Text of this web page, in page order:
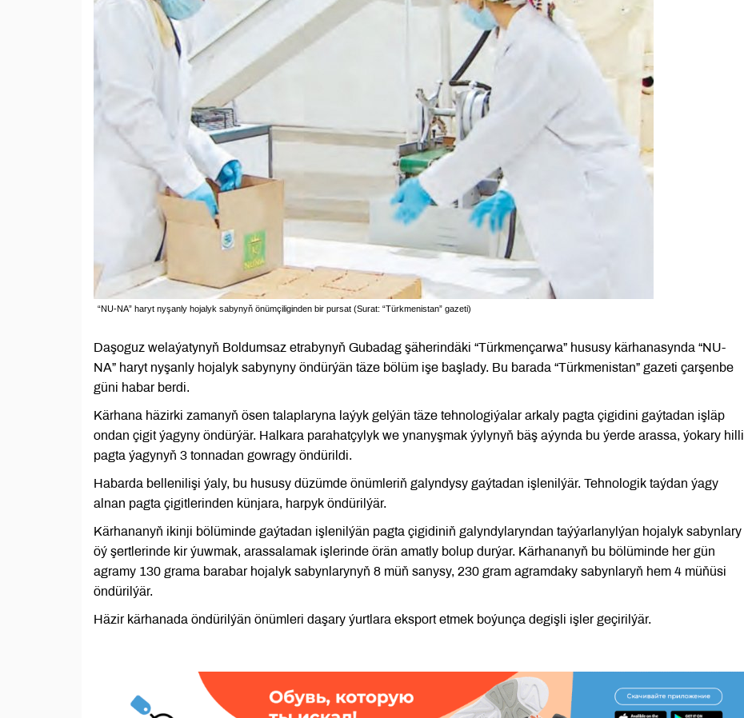
“NU-NA” haryt nyşanly hojalyk sabynyň önümçiliginden bir pursat (Surat: “Türkmenistan” gazeti)
Daşoguz welaýatynyň Boldumsaz etrabynyň Gubadag şäherindäki “Türkmençarwa” hususy kärhanasynda “NU-
NA” haryt nyşanly hojalyk sabynyny öndürýän täze bölüm işe başlady. Bu barada “Türkmenistan” gazeti çarşenbe
güni habar berdi.
Kärhana häzirki zamanyň ösen talaplaryna laýyk gelýän täze tehnologiýalar arkaly pagta çigidini gaýtadan işläp
ondan çigit ýagyny öndürýär. Halkara parahatçylyk we ynanyşmak ýylynyň bäş aýynda bu ýerde arassa, ýokary hilli
pagta ýagynyň 3 tonnadan gowragy öndürildi.
Habarda bellenilişi ýaly, bu hususy düzümde önümleriň galyndysy gaýtadan işlenilýär. Tehnologik taýdan ýagy
alnan pagta çigitlerinden künjara, harpyk öndürilýär.
Kärhananyň ikinji bölüminde gaýtadan işlenilýän pagta çigidiniň galyndylaryndan taýýarlanylýan hojalyk sabynlary
öý şertlerinde kir ýuwmak, arassalamak işlerinde örän amatly bolup durýar. Kärhananyň bu bölüminde her gün
agramy 130 grama barabar hojalyk sabynlarynyň 8 müň sanysy, 230 gram agramdaky sabynlaryň hem 4 müňüsi
öndürilýär.
Häzir kärhanada öndürilýän önümleri daşary ýurtlara eksport etmek boýunça degişli işler geçirilýär.